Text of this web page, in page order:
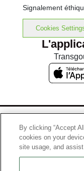
Signalement
Cookies
Interdiction de vente
By clicking “Accept
cookies on your
site usage, and